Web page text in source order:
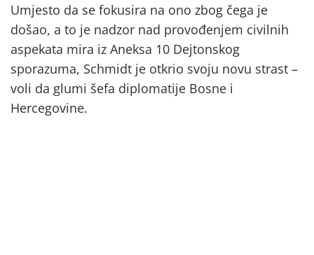
Umjesto da se fokusira na ono zbog čega je
došao, a to je nadzor nad provođenjem civilnih
aspekata mira iz Aneksa 10 Dejtonskog
sporazuma, Schmidt je otkrio svoju novu strast –
voli da glumi šefa diplomatije Bosne i
Hercegovine.